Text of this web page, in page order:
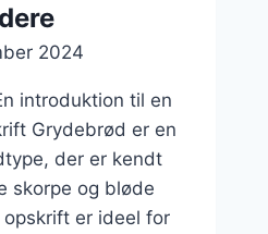
2024
introduktion til en
Grydebrød er en
der er kendt
skorpe og bløde
opskrift er ideel for